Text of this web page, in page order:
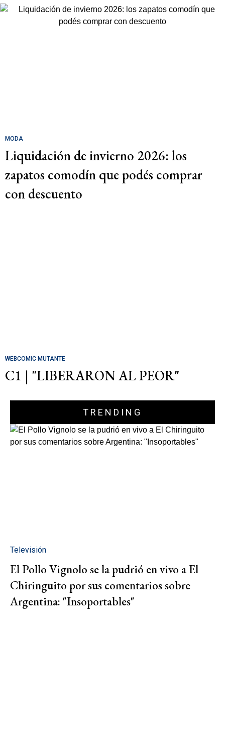
MODA
Liquidación de invierno 2026: los
zapatos comodín que podés comprar
con descuento
WEBCOMIC MUTANTE
C1 | "LIBERARON AL PEOR"
TRENDING
Televisión
El Pollo Vignolo se la pudrió en vivo a El
Chiringuito por sus comentarios sobre
Argentina: "Insoportables"